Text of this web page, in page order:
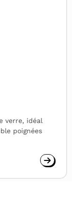
verre, idéal
poignées